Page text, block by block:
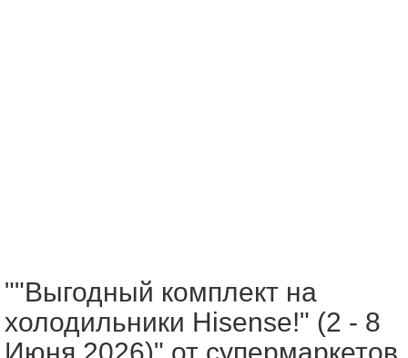
""Выгодный комплект на
холодильники Hisense!" (2 - 8
Июня 2026)" от супермаркетов